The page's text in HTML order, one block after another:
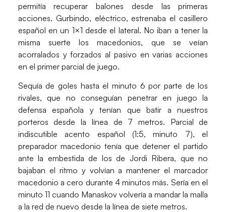
permitía recuperar balones desde las primeras
acciones. Gurbindo, eléctrico, estrenaba el casillero
español en un 1×1 desde el lateral. No iban a tener la
misma suerte los macedonios, que se veían
acorralados y forzados al pasivo en varias acciones
en el primer parcial de juego.
Sequía de goles hasta el minuto 6 por parte de los
rivales, que no conseguían penetrar en juego la
defensa española y tenían que batir a nuestros
porteros desde la línea de 7 metros. Parcial de
indiscutible acento español (1:5, minuto 7), el
preparador macedonio tenía que detener el partido
ante la embestida de los de Jordi Ribera, que no
bajaban el ritmo y volvían a mantener el marcador
macedonio a cero durante 4 minutos más. Sería en el
minuto 11 cuando Manaskovvolvería a mandar la malla
a la red de nuevo desde la línea de siete metros.